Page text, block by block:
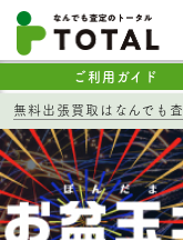
ご利用ガイド
無料出張買取はなんでも